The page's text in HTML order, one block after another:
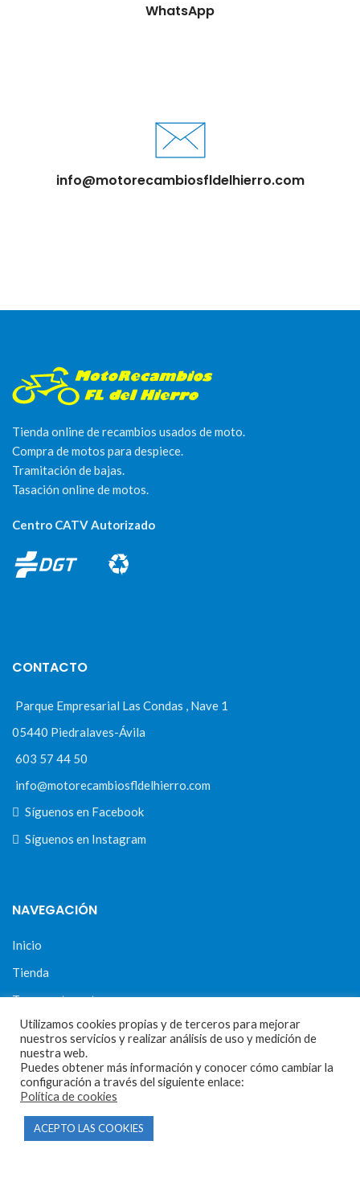
WhatsApp
info@motorecambiosfldelhierro.com
Tienda online de recambios usados de moto.
Compra de motos para despiece.
Tramitación de bajas.
Tasación online de motos.
Centro CATV Autorizado
CONTACTO
Parque Empresarial Las Condas , Nave 1
05440 Piedralaves-Ávila
603 57 44 50
info@motorecambiosfldelhierro.com
Síguenos en Facebook
Síguenos en Instagram
NAVEGACIÓN
Inicio
Tienda
Tasamos tu moto
Contacto
CONDICIONES Y AVISOS LEGALES
Condiciones de compra
Utilizamos cookies propias y de terceros para mejorar
nuestros servicios y realizar análisis de uso y medición de
nuestra web.
Puedes obtener más información y conocer cómo cambiar la
configuración a través del siguiente enlace:
Política de cookies
ACEPTO LAS COOKIES